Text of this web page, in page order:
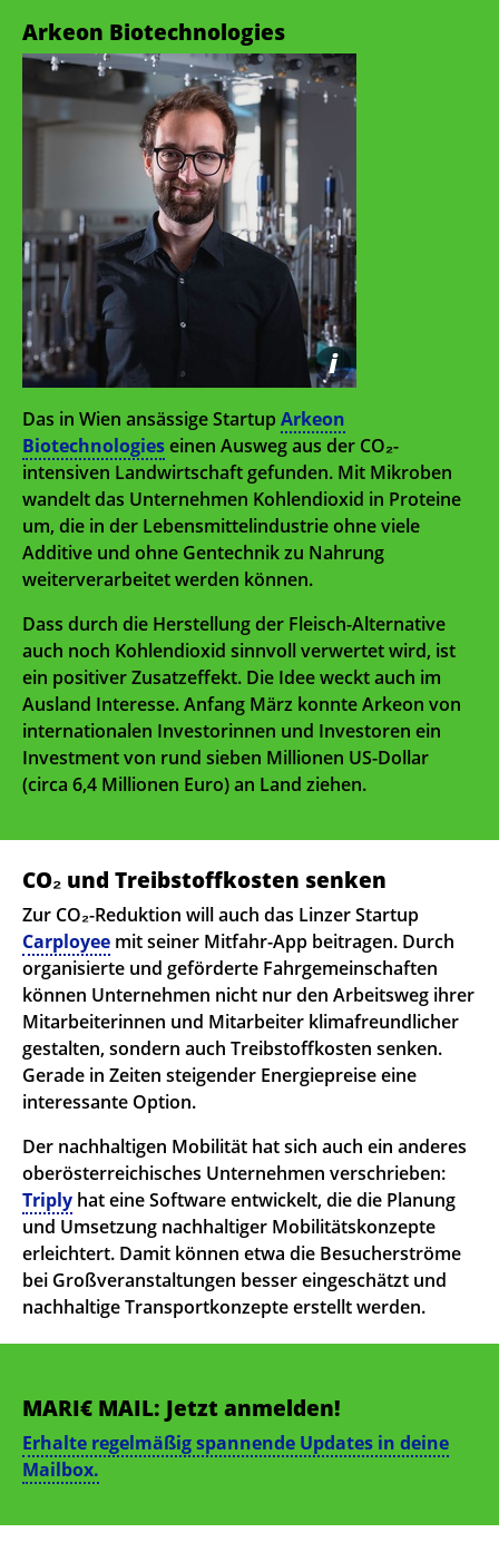
Arkeon Biotechnologies
i
Das in Wien ansässige StartupArkeon
Biotechnologieseinen Ausweg aus der CO₂-
intensiven Landwirtschaft gefunden. Mit Mikroben
wandelt das Unternehmen Kohlendioxid in Proteine
um, die in der Lebensmittelindustrie ohne viele
Additive und ohne Gentechnik zu Nahrung
weiterverarbeitet werden können.
Dass durch die Herstellung der Fleisch-Alternative
auch noch Kohlendioxid sinnvoll verwertet wird, ist
ein positiver Zusatzeffekt. Die Idee weckt auch im
Ausland Interesse. Anfang März konnte Arkeon von
internationalen Investorinnen und Investoren ein
Investment von rund sieben Millionen US-Dollar
(circa 6,4 Millionen Euro) an Land ziehen.
CO₂ und Treibstoffkosten senken
Zur CO₂-Reduktion will auch das Linzer Startup
Carployee mit seiner Mitfahr-App beitragen. Durch
organisierte und geförderte Fahrgemeinschaften
können Unternehmen nicht nur den Arbeitsweg ihrer
Mitarbeiterinnen und Mitarbeiter klimafreundlicher
gestalten, sondern auch Treibstoffkosten senken.
Gerade in Zeiten steigender Energiepreise eine
interessante Option.
Der nachhaltigen Mobilität hat sich auch ein anderes
oberösterreichisches Unternehmen verschrieben:
Triply hat eine Software entwickelt, die die Planung
und Umsetzung nachhaltiger Mobilitätskonzepte
erleichtert. Damit können etwa die Besucherströme
bei Großveranstaltungen besser eingeschätzt und
nachhaltige Transportkonzepte erstellt werden.
MARI€ MAIL: Jetzt anmelden!
Erhalte regelmäßig spannende Updates in deine
Mailbox.